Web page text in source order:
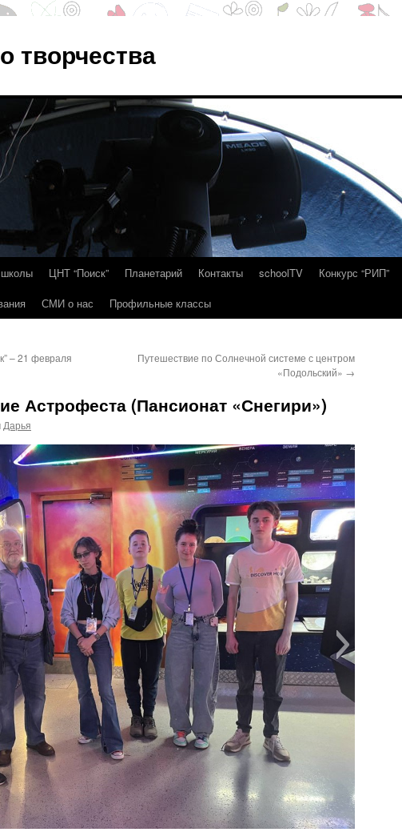
творчества
школы ЦНТ “Поиск” Планетарий Контакты schoolTV
Конкурс “РИП”
СМИ о нас Профильные классы
– 21 февраля
Путешествие по Солнечной системе с центром
«Подольский» →
Астрофеста (Пансионат «Снегири»)
Дарья